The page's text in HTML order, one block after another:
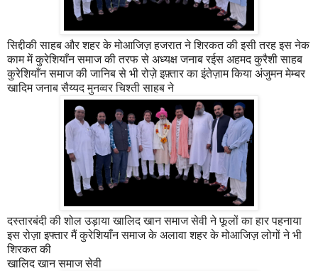
सिद्दीकी साहब और शहर के मोआजिज़ हजरात ने शिरकत की इसी तरह इस नेक
काम में कुरेशियाँन समाज की तरफ से अध्यक्ष जनाब रईस अहमद कुरैशी साहब
कुरेशियाँन समाज की जानिब से भी रोज़े इफ़्तार का इंतेज़ाम किया अंजुमन मेम्बर
खादिम जनाब सैय्यद मुनव्वर चिश्ती साहब ने
दस्तारबंदी की शोल उड़ाया खालिद खान समाज सेवी ने फूलों का हार पहनाया
इस रोज़ा इफ्तार मैं कुरेशियाँन समाज के अलावा शहर के मोआजिज़ लोगों ने भी
शिरकत की
खालिद खान समाज सेवी